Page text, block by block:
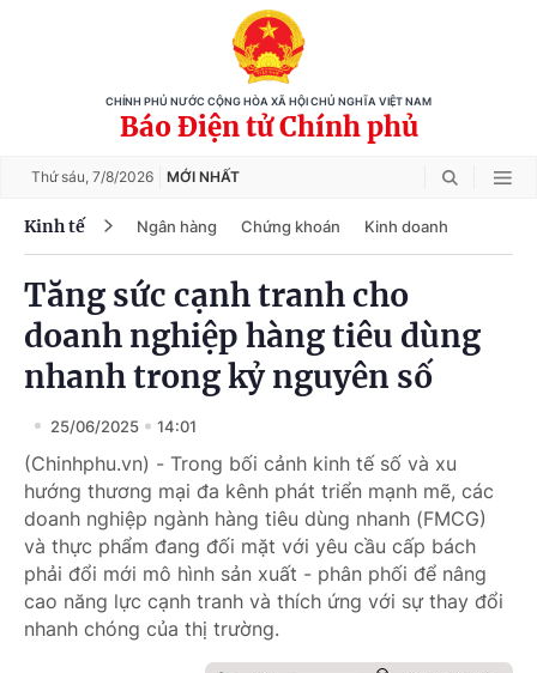
CHÍNH PHỦ NƯỚC CỘNG HÒA XÃ HỘI CHỦ NGHĨA VIỆT NAM
Báo Điện tử Chính phủ
Thứ sáu, 7/8/2026 MỚI NHẤT
Kinh tế Ngân hàng Chứng khoán Kinh doanh
Tăng sức cạnh tranh cho
doanh nghiệp hàng tiêu dùng
nhanh trong kỷ nguyên số
25/06/2025 14:01
(Chinhphu.vn) - Trong bối cảnh kinh tế số và xu
hướng thương mại đa kênh phát triển mạnh mẽ, các
doanh nghiệp ngành hàng tiêu dùng nhanh (FMCG)
và thực phẩm đang đối mặt với yêu cầu cấp bách
phải đổi mới mô hình sản xuất - phân phối để nâng
cao năng lực cạnh tranh và thích ứng với sự thay đổi
nhanh chóng của thị trường.